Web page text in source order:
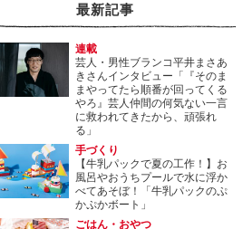
最新記事
連載
芸人・男性ブランコ平井まさあ
きさんインタビュー「『そのま
まやってたら順番が回ってくる
やろ』芸人仲間の何気ない一言
に救われてきたから、頑張れ
る」
手づくり
【牛乳パックで夏の工作！】お
風呂やおうちプールで水に浮か
べてあそぼ！「牛乳パックのぷ
かぷかボート」
ごはん・おやつ